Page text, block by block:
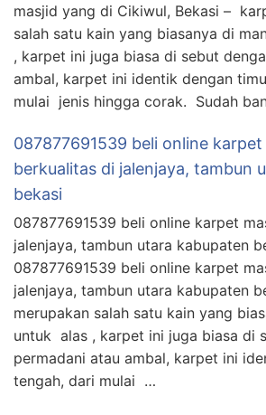
masjid yang di Cikiwul, Bekasi –
salah satu kain yang biasanya di
, karpet ini juga biasa di sebut
ambal, karpet ini identik dengan
mulai jenis hingga corak. Sudah
087877691539 beli online karpet
berkualitas di jalenjaya, tambun
bekasi
087877691539 beli online karpet
jalenjaya, tambun utara kabupaten
087877691539 beli online karpet
jalenjaya, tambun utara kabupaten
merupakan salah satu kain yang
untuk alas , karpet ini juga biasa di
permadani atau ambal, karpet ini
tengah, dari mulai …